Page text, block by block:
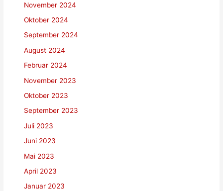
November 2024
Oktober 2024
September 2024
August 2024
Februar 2024
November 2023
Oktober 2023
September 2023
Juli 2023
Juni 2023
Mai 2023
April 2023
Januar 2023